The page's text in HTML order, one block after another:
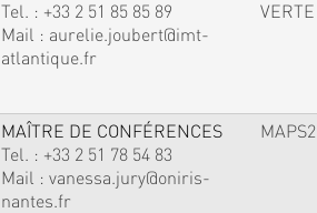
Tel. : +33 2 51 85 85 89
Mail : aurelie.joubert@imt-
atlantique.fr
VERTE
MAÎTRE DE CONFÉRENCES
Tel. : +33 2 51 78 54 83
Mail : vanessa.jury@oniris-
nantes.fr
MAPS2